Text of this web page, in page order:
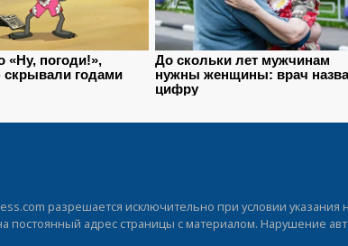
разрешается исключительно при условии указания
постоянный адрес страницы с материалом. Нарушение